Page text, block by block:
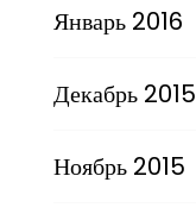
Январь 2016
Декабрь 2015
Ноябрь 2015